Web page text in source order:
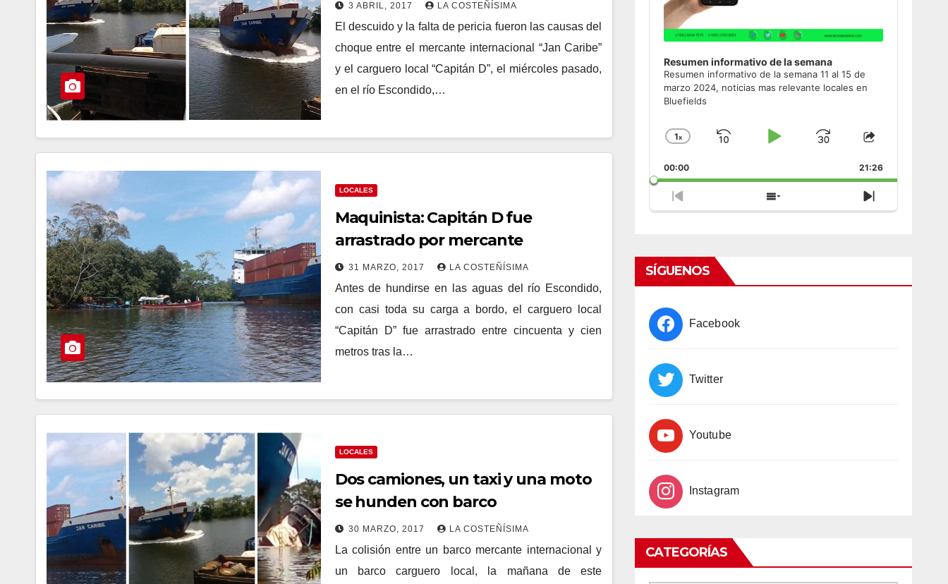
3 ABRIL, 2017 LA COSTEÑÍSIMA
El descuido y la falta de pericia fueron las causas del
choque entre el mercante internacional “Jan Caribe”
y el carguero local “Capitán D”, el miércoles pasado,
en el río Escondido,…
LOCALES
Maquinista: Capitán D fue
arrastrado por mercante
31 MARZO, 2017 LA COSTEÑÍSIMA
Antes de hundirse en las aguas del río Escondido,
con casi toda su carga a bordo, el carguero local
“Capitán D” fue arrastrado entre cincuenta y cien
metros tras la…
LOCALES
Dos camiones, un taxi y una moto
se hunden con barco
30 MARZO, 2017 LA COSTEÑÍSIMA
La colisión entre un barco mercante internacional y
un barco carguero local, la mañana de este
Resumen informativo de la semana
Resumen informativo de la semana 11 al 15 de
marzo 2024, noticias mas relevante locales en
Bluefields
Change
Rate
1x
Skip
Play
Jump
Forward
Share
Episode
00:00 21:26
Previous
Episode
Show
Episodes
Next
Episode
SÍGUENOS
Facebook
Twitter
Youtube
Instagram
CATEGORÍAS